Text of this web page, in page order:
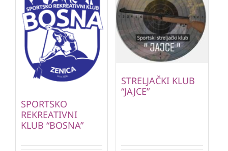
SPORTSKO
REKREATIVNI
KLUB “BOSNA”
STRELJAČKI KLUB
“JAJCE”